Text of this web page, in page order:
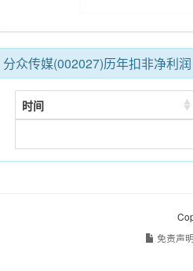
分众传媒(002027)历年扣非净利润
时间
免责声明